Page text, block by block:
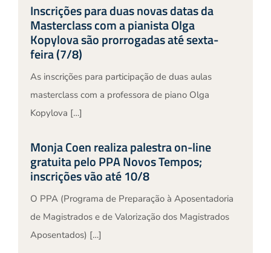
Inscrições para duas novas datas da
Masterclass com a pianista Olga
Kopylova são prorrogadas até sexta-
feira (7/8)
As inscrições para participação de duas aulas
masterclass com a professora de piano Olga
Kopylova […]
Monja Coen realiza palestra on-line
gratuita pelo PPA Novos Tempos;
inscrições vão até 10/8
O PPA (Programa de Preparação à Aposentadoria
de Magistrados e de Valorização dos Magistrados
Aposentados) […]